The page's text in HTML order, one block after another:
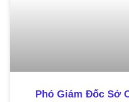
Phó Giám Đốc Sở